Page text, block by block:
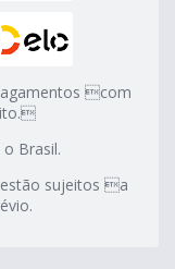
com
Brasil.
sujeitos a